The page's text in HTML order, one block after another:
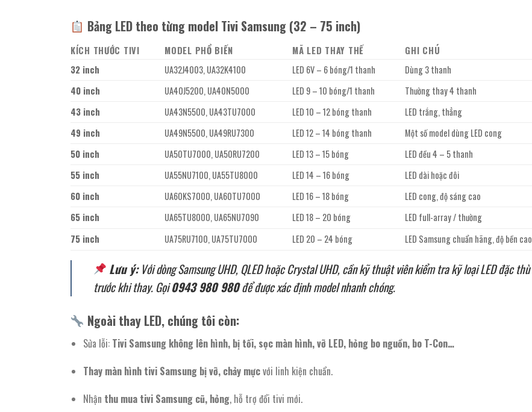
Bảng LED theo từng model Tivi Samsung (32 – 75 inch)
KÍCH THƯỚC TIVI MODEL PHỔ BIẾN MÃ LED THAY THẾ
GHI CHÚ
32 inch
UA32J4003, UA32K4100 LED 6V – 6 bóng/1 thanh
Dùng 3 thanh
40 inch
UA40J5200, UA40N5000 LED 9 – 10 bóng/1 thanh
Thường thay 4 thanh
43 inch
UA43N5500, UA43TU7000 LED 10 – 12 bóng thanh
LED trắng, thẳng
49 inch
UA49N5500, UA49RU7300 LED 12 – 14 bóng thanh
Một số model dùng LED cong
50 inch
UA50TU7000, UA50RU7200 LED 13 – 15 bóng
LED đều 4 – 5 thanh
55 inch
UA55NU7100, UA55TU8000 LED 14 – 16 bóng
LED dài hoặc đôi
60 inch
UA60KS7000, UA60TU7000 LED 16 – 18 bóng
LED cong, độ sáng cao
65 inch
UA65TU8000, UA65NU7090 LED 18 – 20 bóng
LED full-array / thường
75 inch
UA75RU7100, UA75TU7000 LED 20 – 24 bóng LED Samsung chuẩn hãng, độ bền cao
Lưu ý:Với dòng Samsung UHD, QLED hoặc Crystal UHD, cần kỹ thuật viên kiểm tra kỹ loại LED đặc thù
trước khi thay. Gọi0943 980 980để được xác định model nhanh chóng.
Ngoài thay LED, chúng tôi còn:
Sửa lỗi: Tivi Samsung không lên hình, bị tối, sọc màn hình, vỡ LED, hỏng bo nguồn, bo T-Con…
Thay màn hình tivi Samsung bị vỡ, chảy mựcvới linh kiện chuẩn.
Nhận thu mua tivi Samsung cũ, hỏng, hỗ trợ đổi tivi mới.